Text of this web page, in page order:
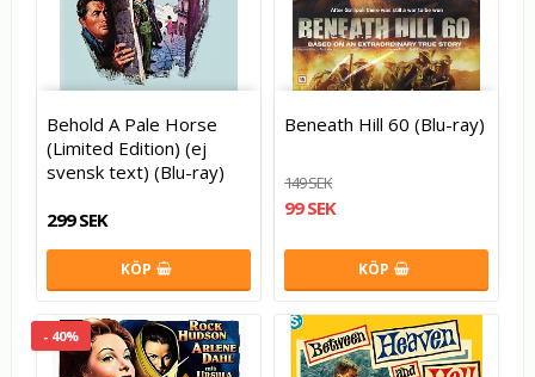
Behold A Pale Horse
(Limited Edition) (ej
svensk text) (Blu-ray)
299 SEK
KÖP
Beneath Hill 60 (Blu-ray)
149 SEK
99 SEK
KÖP
- 40%